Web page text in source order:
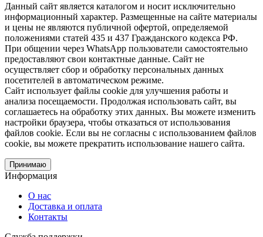
Данный сайт является каталогом и носит исключительно
информационный характер. Размещенные на сайте материалы
и цены не являются публичной офертой, определяемой
положениями статей 435 и 437 Гражданского кодекса РФ.
При общении через WhatsApp пользователи самостоятельно
предоставляют свои контактные данные. Сайт не
осуществляет сбор и обработку персональных данных
посетителей в автоматическом режиме.
Сайт использует файлы cookie для улучшения работы и
анализа посещаемости. Продолжая использовать сайт, вы
соглашаетесь на обработку этих данных. Вы можете изменить
настройки браузера, чтобы отказаться от использования
файлов cookie. Если вы не согласны с использованием файлов
cookie, вы можете прекратить использование нашего сайта.
Принимаю
Информация
О нас
Доставка и оплата
Контакты